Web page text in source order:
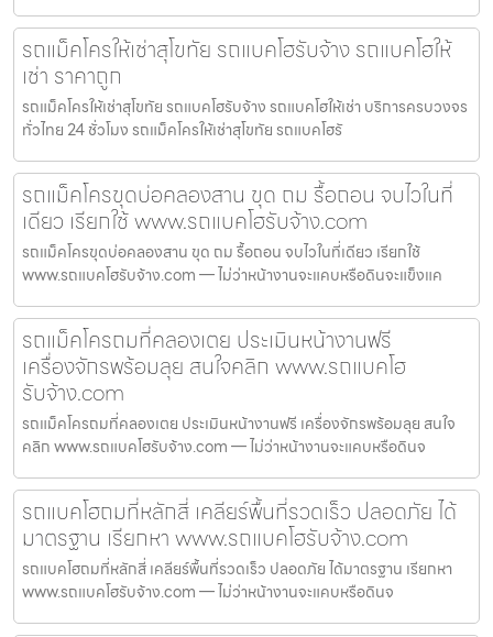
รถแม็คโครให้เช่าสุโขทัย รถแบคโฮรับจ้าง รถแบคโฮให้
เช่า ราคาถูก
รถแม็คโครให้เช่าสุโขทัย รถแบคโฮรับจ้าง รถแบคโฮให้เช่า บริการครบวงจร
ทั่วไทย 24 ชั่วโมง รถแม็คโครให้เช่าสุโขทัย รถแบคโฮรั
รถแม็คโครขุดบ่อคลองสาน ขุด ถม รื้อถอน จบไวในที่
เดียว เรียกใช้ www.รถแบคโฮรับจ้าง.com
รถแม็คโครขุดบ่อคลองสาน ขุด ถม รื้อถอน จบไวในที่เดียว เรียกใช้
www.รถแบคโฮรับจ้าง.com — ไม่ว่าหน้างานจะแคบหรือดินจะแข็งแค
รถแม็คโครถมที่คลองเตย ประเมินหน้างานฟรี
เครื่องจักรพร้อมลุย สนใจคลิก www.รถแบคโฮ
รับจ้าง.com
รถแม็คโครถมที่คลองเตย ประเมินหน้างานฟรี เครื่องจักรพร้อมลุย สนใจ
คลิก www.รถแบคโฮรับจ้าง.com — ไม่ว่าหน้างานจะแคบหรือดินจ
รถแบคโฮถมที่หลักสี่ เคลียร์พื้นที่รวดเร็ว ปลอดภัย ได้
มาตรฐาน เรียกหา www.รถแบคโฮรับจ้าง.com
รถแบคโฮถมที่หลักสี่ เคลียร์พื้นที่รวดเร็ว ปลอดภัย ได้มาตรฐาน เรียกหา
www.รถแบคโฮรับจ้าง.com — ไม่ว่าหน้างานจะแคบหรือดินจ